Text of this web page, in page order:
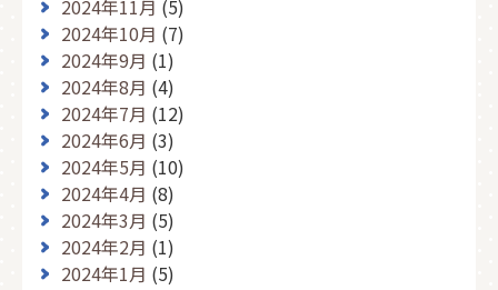
2024年11月 (5)
2024年10月 (7)
2024年9月 (1)
2024年8月 (4)
2024年7月 (12)
2024年6月 (3)
2024年5月 (10)
2024年4月 (8)
2024年3月 (5)
2024年2月 (1)
2024年1月 (5)